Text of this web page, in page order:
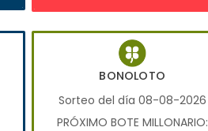
BONOLOTO
Sorteo del día 08-08-2026
PRÓXIMO BOTE MILLONARIO: